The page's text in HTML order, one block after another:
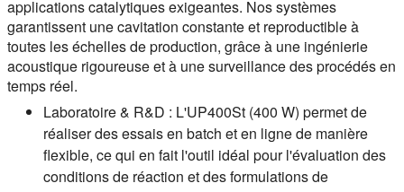
applications catalytiques exigeantes. Nos systèmes
garantissent une cavitation constante et reproductible à
toutes les échelles de production, grâce à une ingénierie
acoustique rigoureuse et à une surveillance des procédés en
temps réel.
Laboratoire & R&D : L'UP400St (400 W) permet de
réaliser des essais en batch et en ligne de manière
flexible, ce qui en fait l'outil idéal pour l'évaluation des
conditions de réaction et des formulations de